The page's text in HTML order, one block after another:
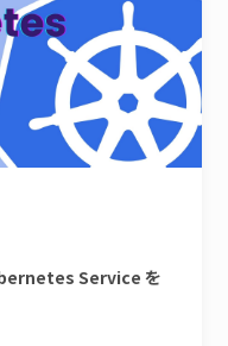
Service を